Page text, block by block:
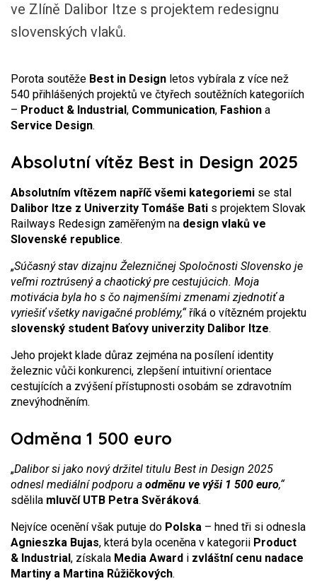
ve Zlíně Dalibor Itze s projektem redesignu
slovenských vlaků.
Porota soutěže Best in Design letos vybírala z více než
540 přihlášených projektů ve čtyřech soutěžních kategoriích
– Product & Industrial, Communication, Fashion a
Service Design.
Absolutní vítěz Best in Design 2025
Absolutním vítězem napříč všemi kategoriemi se stal
Dalibor Itze z Univerzity Tomáše Bati s projektem Slovak
Railways Redesign zaměřeným na design vlaků ve
Slovenské republice.
„Súčasný stav dizajnu Železničnej Spoločnosti Slovensko je
veľmi roztrúsený a chaotický pre cestujúcich. Moja
motivácia byla ho s čo najmenšími zmenami zjednotiť a
vyriešiť všetky navigačné problémy,“ říká o vítězném projektu
slovenský student Baťovy univerzity Dalibor Itze.
Jeho projekt klade důraz zejména na posílení identity
železnic vůči konkurenci, zlepšení intuitivní orientace
cestujících a zvýšení přístupnosti osobám se zdravotním
znevýhodněním.
Odměna 1 500 euro
„Dalibor si jako nový držitel titulu Best in Design 2025
odnesl mediální podporu a odměnu ve výši 1 500 euro,“
sdělila mluvčí UTB Petra Svěráková.
Nejvíce ocenění však putuje do Polska – hned tři si odnesla
Agnieszka Bujas, která byla oceněna v kategorii Product
& Industrial, získala Media Award i zvláštní cenu nadace
Martiny a Martina Růžičkových.